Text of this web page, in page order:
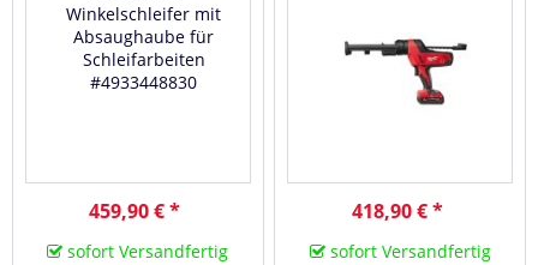
459,90 € *
sofort Versandfertig
418,90 € *
sofort Versandfertig